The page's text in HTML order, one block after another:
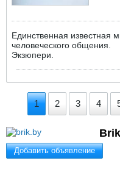
Единственная известная
человеческого общения.
Экзюпери.
1 2 3 4
Добавить объявление